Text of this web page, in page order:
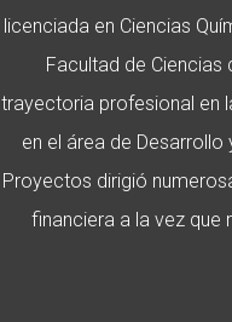
licenciada en Ciencias
Facultad de Ciencias
trayectoria profesional en
en el área de
Proyectos dirigió
financiera a la vez que